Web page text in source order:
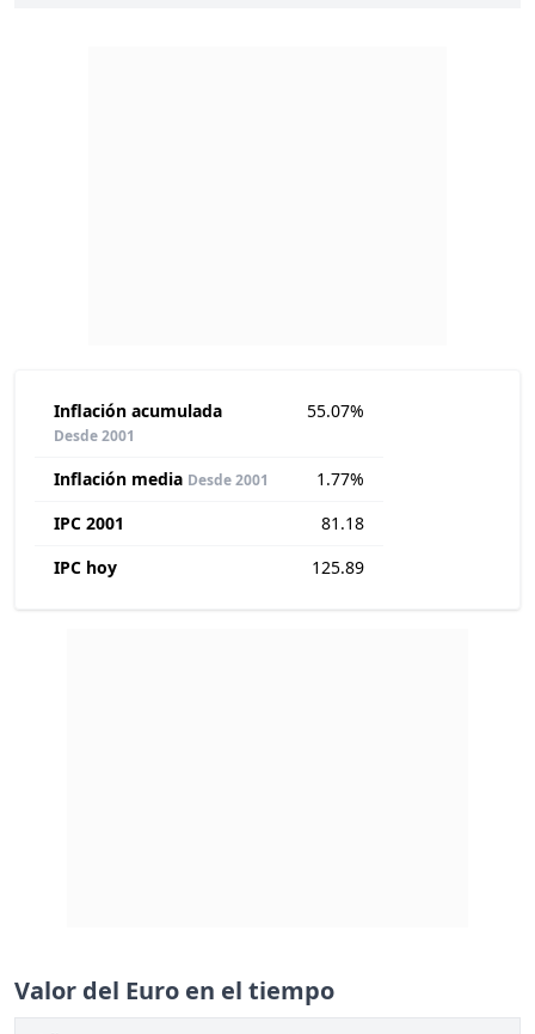
Inflación acumulada
Desde 2001
55.07%
Inflación media Desde 2001
1.77%
IPC 2001
81.18
IPC hoy
125.89
Valor del Euro en el tiempo